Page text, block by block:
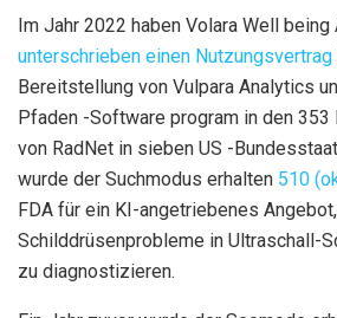
Im Jahr 2022 haben Volara Well
unterschrieben einen Nutzungsvertrag
Bereitstellung von Vulpara Analytics
Pfaden -Software program in den
von RadNet in sieben US -
wurde der Suchmodus erhalten 510
FDA für ein KI-angetriebenes Angebot,
Schilddrüsenprobleme in Ultraschall-
zu diagnostizieren.